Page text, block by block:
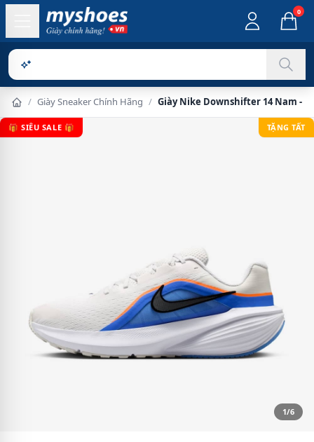
0
Sản phẩ
/ Giày Sneaker Chính Hãng / Giày Nike Downshifter 14 Nam -
🎁 SIÊU SALE 🎁 TẶNG TẤT
1/6